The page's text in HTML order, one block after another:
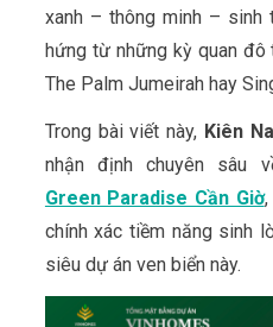
xanh – thông minh –
hứng từ những kỳ quan đô
The Palm Jumeirah hay
Trong bài viết này, Kiên
nhận định chuyên sâu
Green Paradise Cần Giờ
chính xác tiềm năng sinh
siêu dự án ven biển này.